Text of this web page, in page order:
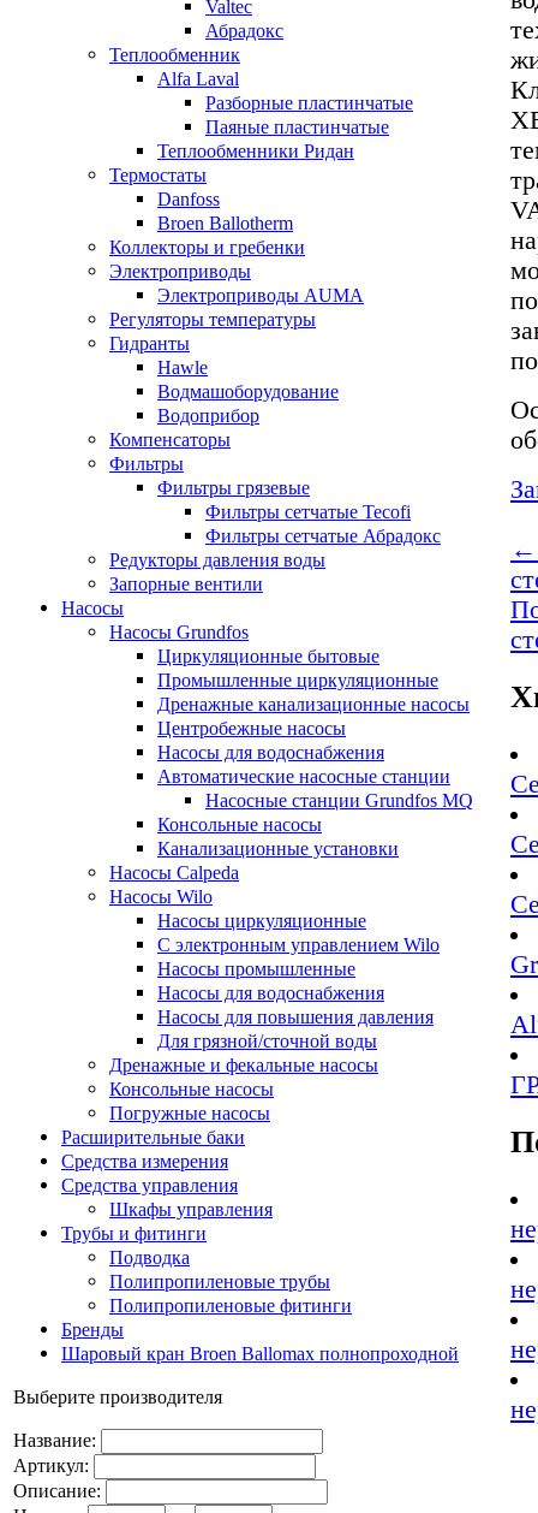
Valtec
Абрадокс
Теплообменник
Alfa Laval
Разборные пластинчатые
Паяные пластинчатые
Теплообменники Ридан
Термостаты
Danfoss
Broen Ballotherm
Коллекторы и гребенки
Электроприводы
Электроприводы AUMA
Регуляторы температуры
Гидранты
Hawle
Водмашоборудование
Водоприбор
Компенсаторы
Фильтры
Фильтры грязевые
Фильтры сетчатые Tecofi
Фильтры сетчатые Абрадокс
Редукторы давления воды
Запорные вентили
Насосы
Насосы Grundfos
Циркуляционные бытовые
Промышленные циркуляционные
Дренажные канализационные насосы
Центробежные насосы
Насосы для водоснабжения
Автоматические насосные станции
Насосные станции Grundfos MQ
Консольные насосы
Канализационные установки
Насосы Calpeda
Насосы Wilo
Насосы циркуляционные
С электронным управлением Wilo
Насосы промышленные
Насосы для водоснабжения
Насосы для повышения давления
Для грязной/сточной воды
Дренажные и фекальные насосы
Консольные насосы
Погружные насосы
Расширительные баки
Средства измерения
Средства управления
Шкафы управления
Трубы и фитинги
Подводка
Полипропиленовые трубы
Полипропиленовые фитинги
Бренды
Шаровый кран Broen Ballomax полнопроходной
Выберите производителя
Название:
Артикул:
Описание:
←